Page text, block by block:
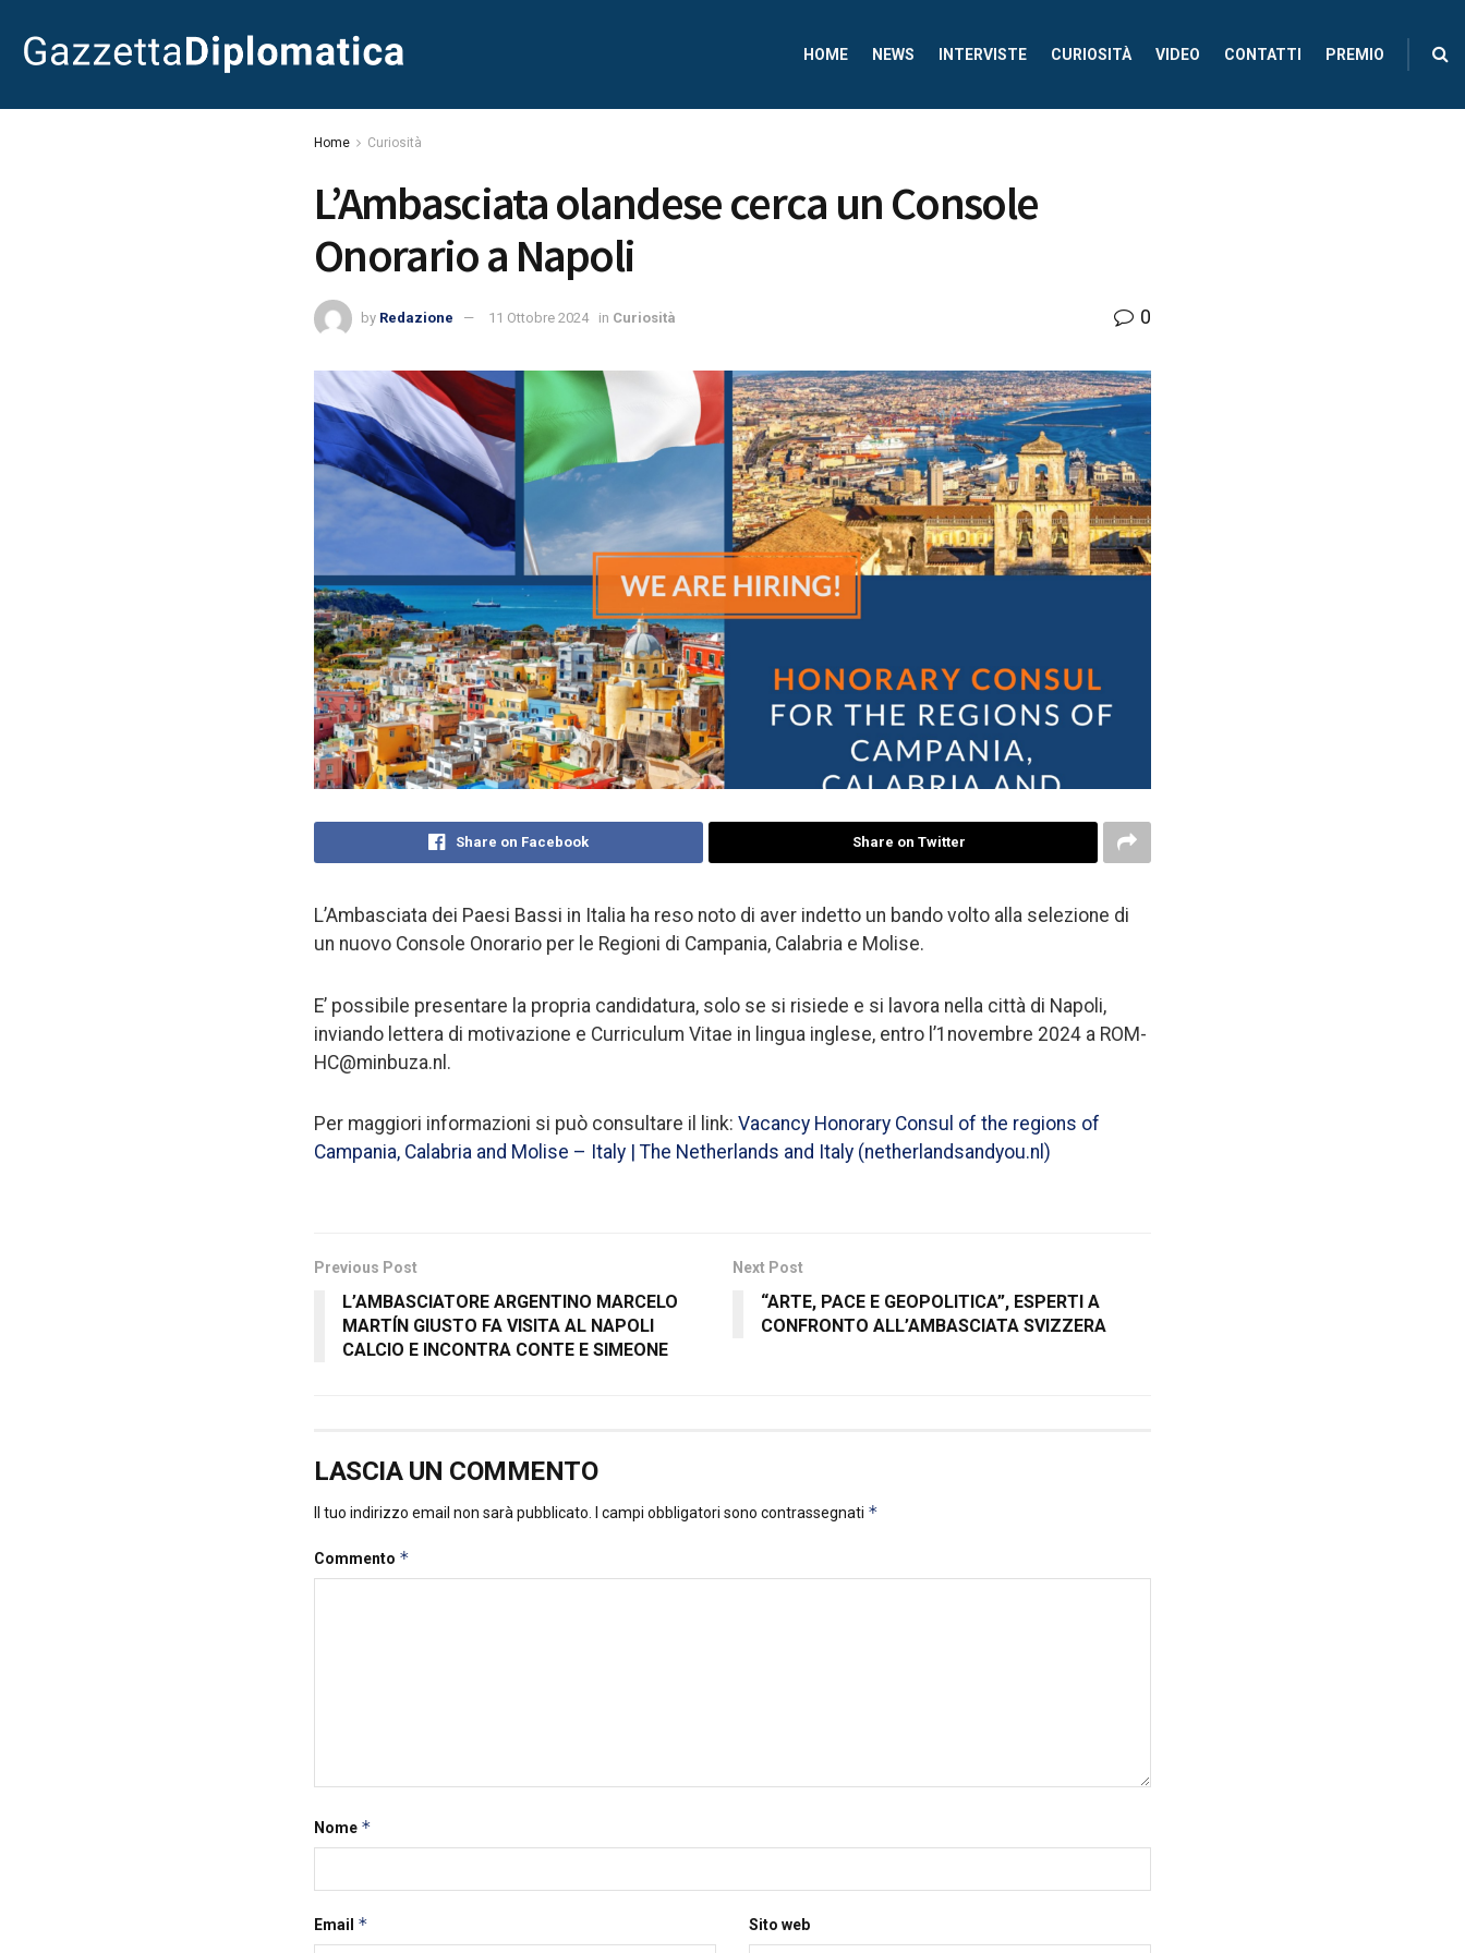
HOME NEWS INTERVISTE CURIOSITÀ VIDEO CONTATTI PREMIO
Home Curiosità
L’Ambasciata olandese cerca un Console
Onorario a Napoli
by Redazione 11 Ottobre 2024 in Curiosità 0
Share on Facebook Share on Twitter
L’Ambasciata dei Paesi Bassi in Italia ha reso noto di aver indetto un bando volto alla selezione di
un nuovo Console Onorario per le Regioni di Campania, Calabria e Molise.
E’ possibile presentare la propria candidatura, solo se si risiede e si lavora nella città di Napoli,
inviando lettera di motivazione e Curriculum Vitae in lingua inglese, entro l’1novembre 2024 a ROM-
HC@minbuza.nl.
Per maggiori informazioni si può consultare il link: Vacancy Honorary Consul of the regions of
Campania, Calabria and Molise – Italy | The Netherlands and Italy (netherlandsandyou.nl)
Previous Post
L’AMBASCIATORE ARGENTINO MARCELO
MARTÍN GIUSTO FA VISITA AL NAPOLI
CALCIO E INCONTRA CONTE E SIMEONE
Next Post
“ARTE, PACE E GEOPOLITICA”, ESPERTI A
CONFRONTO ALL’AMBASCIATA SVIZZERA
LASCIA UN COMMENTO
Il tuo indirizzo email non sarà pubblicato. I campi obbligatori sono contrassegnati *
Commento *
Nome *
Email * Sito web